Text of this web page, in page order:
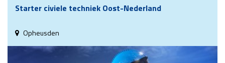
Starter civiele techniek Oost-Nederland
Opheusden